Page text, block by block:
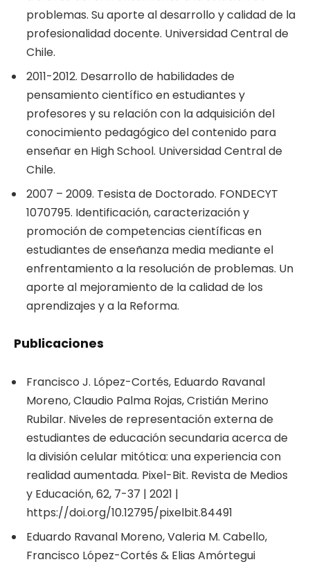
problemas. Su aporte al desarrollo y calidad de la
profesionalidad docente. Universidad Central de
Chile.
2011-2012. Desarrollo de habilidades de
pensamiento científico en estudiantes y
profesores y su relación con la adquisición del
conocimiento pedagógico del contenido para
enseñar en High School. Universidad Central de
Chile.
2007 – 2009. Tesista de Doctorado. FONDECYT
1070795. Identificación, caracterización y
promoción de competencias científicas en
estudiantes de enseñanza media mediante el
enfrentamiento a la resolución de problemas. Un
aporte al mejoramiento de la calidad de los
aprendizajes y a la Reforma.
Publicaciones
Francisco J. López-Cortés, Eduardo Ravanal
Moreno, Claudio Palma Rojas, Cristián Merino
Rubilar. Niveles de representación externa de
estudiantes de educación secundaria acerca de
la división celular mitótica: una experiencia con
realidad aumentada. Pixel-Bit. Revista de Medios
y Educación, 62, 7-37 | 2021 |
https://doi.org/10.12795/pixelbit.84491
Eduardo Ravanal Moreno, Valeria M. Cabello,
Francisco López-Cortés & Elias Amórtegui